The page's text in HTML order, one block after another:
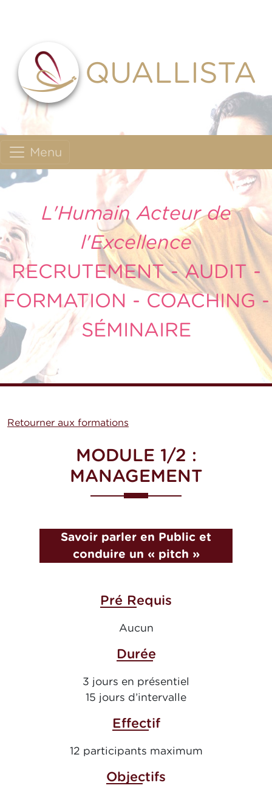
QUALLISTA
Menu
L'Humain Acteur de
l'Excellence
RECRUTEMENT - AUDIT -
FORMATION - COACHING -
SÉMINAIRE
Retourner aux formations
MODULE 1/2 :
MANAGEMENT
Savoir parler en Public et
conduire un « pitch »
Pré Requis
Aucun
Durée
3 jours en présentiel
15 jours d’intervalle
Effectif
12 participants maximum
Objectifs